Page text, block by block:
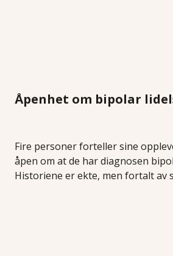
Åpenhet om bipolar
Fire personer forteller sine
åpen om at de har diagnosen
Historiene er ekte, men fortalt av